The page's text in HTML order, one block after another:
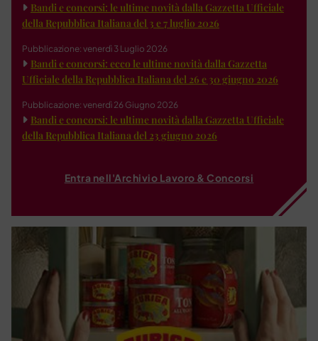
Bandi e concorsi: le ultime novità dalla Gazzetta Ufficiale
della Repubblica Italiana del 3 e 7 luglio 2026
Pubblicazione: venerdì 3 Luglio 2026
Bandi e concorsi: ecco le ultime novità dalla Gazzetta
Ufficiale della Repubblica Italiana del 26 e 30 giugno 2026
Pubblicazione: venerdì 26 Giugno 2026
Bandi e concorsi: le ultime novità dalla Gazzetta Ufficiale
della Repubblica Italiana del 23 giugno 2026
Entra nell'Archivio Lavoro & Concorsi